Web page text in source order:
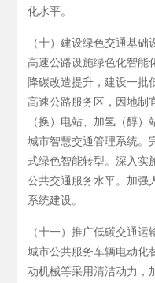
化水平。
（十）建设绿色交通基础
高速公路设施绿色化智能
降碳改造提升，建设一批
高速公路服务区，因地制
（换）电站、加氢（醇
城市智慧交通管理系统。
式绿色智能转型。深入实
公共交通服务水平。加强
系统建设。
（十一）推广低碳交通
城市公共服务车辆电动化
动机械等采用清洁动力，